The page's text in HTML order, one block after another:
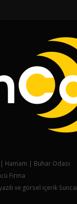
Hamam | Buhar Odası
Firma
ve görsel içerik